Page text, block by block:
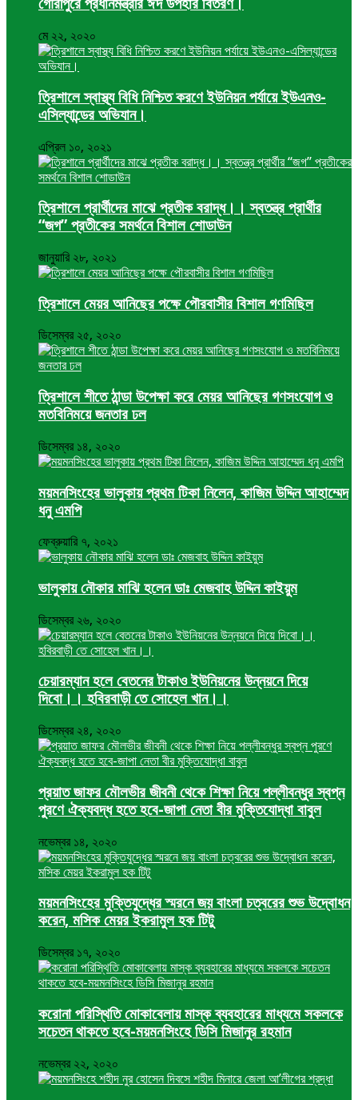
গৌরীপুরে প্রধানমন্ত্রীর ঈদ উপহার বিতরণ।
মে ২২, ২০২০
ত্রিশালে স্বাস্থ্য বিধি নিশ্চিত করণে ইউনিয়ন পর্যায়ে ইউএনও-
এসিল্যান্ডের অভিযান।
এপ্রিল ১০, ২০২১
ত্রিশালে প্রার্থীদের মাঝে প্রতীক বরাদ্ধ।। স্বতন্ত্র প্রার্থীর
“জগ” প্রতীকের সমর্থনে বিশাল শোডাউন
জানুয়ারি ২৮, ২০২১
ত্রিশালে মেয়র আনিছের পক্ষে পৌরবাসীর বিশাল গণমিছিল
ডিসেম্বর ২৫, ২০২০
ত্রিশালে শীতে ঠান্ডা উপেক্ষা করে মেয়র আনিছের গণসংযোগ ও
মতবিনিময়ে জনতার ঢল
ডিসেম্বর ১৪, ২০২০
ময়মনসিংহের ভালুকায় প্রথম টিকা নিলেন, কাজিম উদ্দিন আহাম্মেদ
ধনু এমপি
ফেব্রুয়ারি ৭, ২০২১
ভালুকায় নৌকার মাঝি হলেন ডাঃ মেজবাহ উদ্দিন কাইয়ুম
ডিসেম্বর ২৬, ২০২০
চেয়ারম্যান হলে বেতনের টাকাও ইউনিয়নের উন্নয়নে দিয়ে
দিবো।। হবিরবাড়ী তে সোহেল খান।।
ডিসেম্বর ২৪, ২০২০
প্রয়াত জাফর মৌলভীর জীবনী থেকে শিক্ষা নিয়ে পল্লীবন্ধুর স্বপ্ন
পুরণে ঐক্যবদ্ধ হতে হবে-জাপা নেতা বীর মুক্তিযোদ্ধা বাবুল
নভেম্বর ১৪, ২০২০
ময়মনসিংহের মুক্তিযুদ্ধের স্মরনে জয় বাংলা চত্বরের শুভ উদ্বোধন
করেন, মসিক মেয়র ইকরামুল হক টিটু
ডিসেম্বর ১৭, ২০২০
করোনা পরিস্থিতি মোকাবেলায় মাস্ক ব্যবহারের মাধ্যমে সকলকে
সচেতন থাকতে হবে-ময়মনসিংহে ডিসি মিজানুর রহমান
নভেম্বর ২২, ২০২০